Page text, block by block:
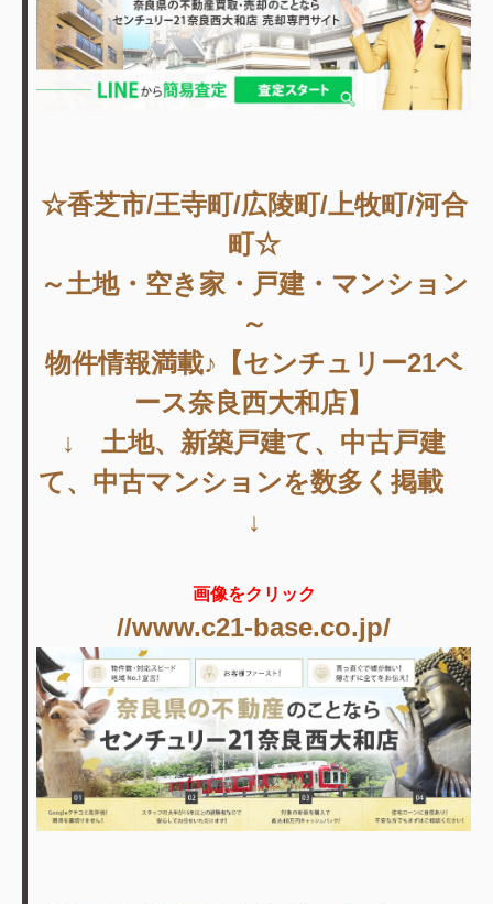
☆香芝市/王寺町/広陵町/上牧町/河合
町☆
～土地・空き家・戸建・マンション
～
物件情報満載♪【センチュリー21ベ
ース奈良西大和店】
↓ 土地、新築戸建て、中古戸建
て、中古マンションを数多く掲載
↓
画像をクリック
//www.c21-base.co.jp/